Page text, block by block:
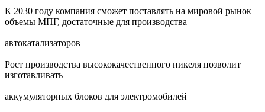
К 2030 году компания сможет поставлять на мировой рынок
объемы МПГ, достаточные для производства
автокатализаторов
Рост производства высококачественного никеля позволит
изготавливать
аккумуляторных блоков для электромобилей